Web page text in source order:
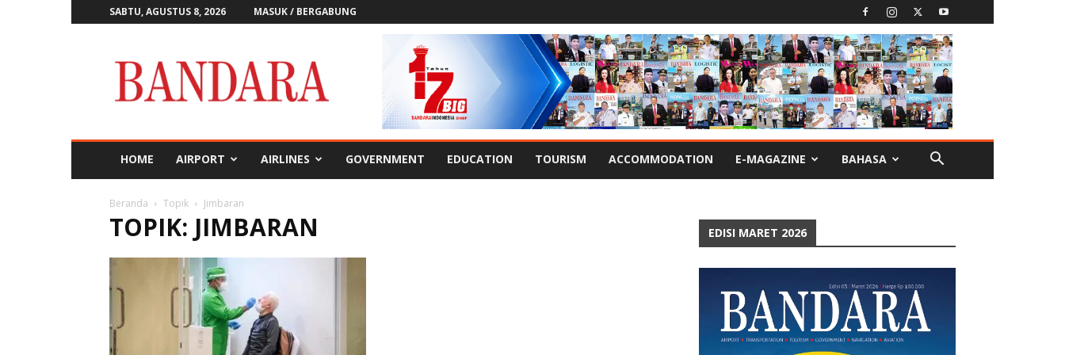
SABTU, AGUSTUS 8, 2026 MASUK / BERGABUNG
Bandara
HOME AIRPORT AIRLINES GOVERNMENT EDUCATION TOURISM ACCOMMODATION E-MAGAZINE BAHASA
Beranda Topik Jimbaran
TOPIK: JIMBARAN EDISI MARET 2026